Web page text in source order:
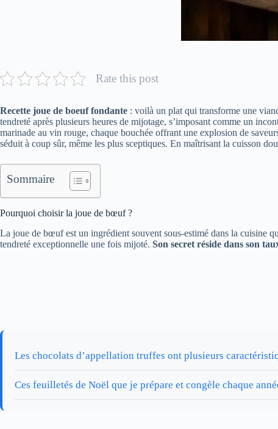
Rate this post
Recette joue de boeuf fondante : voilà un plat qui transforme une
tendreté après plusieurs heures de mijotage, s’imposant comme un
marinade au vin rouge, chaque bouchée offrant une explosion de
séduit à coup sûr, même les plus sceptiques. En maîtrisant la cuisson
Sommaire
Pourquoi choisir la joue de bœuf ?
La joue de bœuf est un ingrédient souvent sous-estimé dans la cuisine
tendreté exceptionnelle une fois mijoté. Son secret réside dans son
Les chocolats d’appellation truffes ont plusieurs
Ces feuilletés de Noël que je prépare et congèle chaque